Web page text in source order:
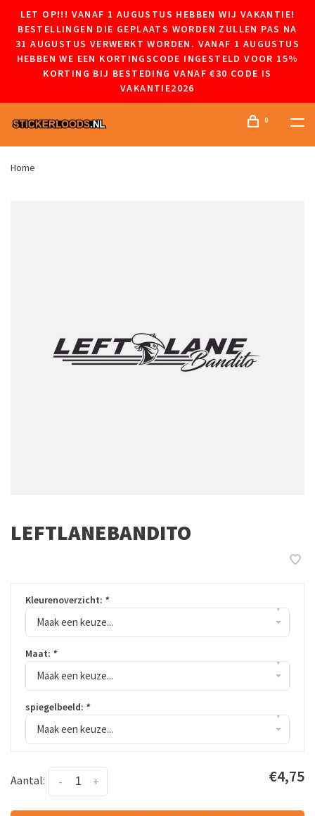
LET OP!!! VANAF 1 AUGUSTUS HEBBEN WIJ VAKANTIE!
BESTELLINGEN DIE GEPLAATS WORDEN ZULLEN PAS NA
31 AUGUSTUS VERWERKT WORDEN. VANAF 1 AUGUSTUS
HEBBEN WE EEN KORTINGSCODE INGESTELD VOOR 15%
KORTING BIJ BESTEDING VANAF €30 CODE IS
VAKANTIE2026
0
Home
LEFTLANEBANDITO
Kleurenoverzicht: *
Maak een keuze...
▾
Maat: *
Maak een keuze...
▾
spiegelbeeld: *
Maak een keuze...
▾
Aantal: +
- €4,75